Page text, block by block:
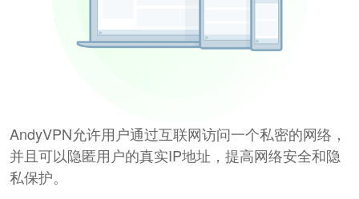
AndyVPN允许用户通过互联网访问一个私密的网络，
并且可以隐匿用户的真实IP地址，提高网络安全和隐
私保护。